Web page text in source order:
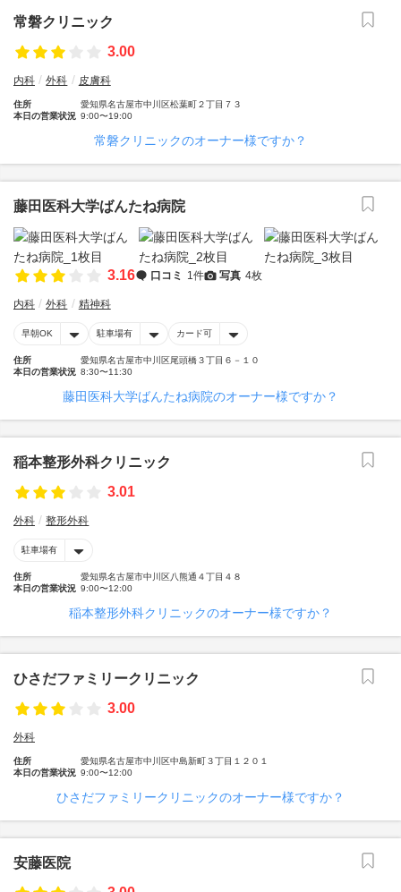
常磐クリニック
3.00
内科 外科 皮膚科
住所
愛知県名古屋市中川区松葉町２丁目７３
本日の営業状況 9:00〜19:00
常磐クリニックのオーナー様ですか？
藤田医科大学ばんたね病院
3.16 口コミ 1件 写真 4枚
内科 外科 精神科
早朝OK 駐車場有 カード可
住所
愛知県名古屋市中川区尾頭橋３丁目６－１０
本日の営業状況 8:30〜11:30
藤田医科大学ばんたね病院のオーナー様ですか？
稲本整形外科クリニック
3.01
外科 整形外科
駐車場有
住所
愛知県名古屋市中川区八熊通４丁目４８
本日の営業状況 9:00〜12:00
稲本整形外科クリニックのオーナー様ですか？
ひさだファミリークリニック
3.00
外科
住所
愛知県名古屋市中川区中島新町３丁目１２０１
本日の営業状況 9:00〜12:00
ひさだファミリークリニックのオーナー様ですか？
安藤医院